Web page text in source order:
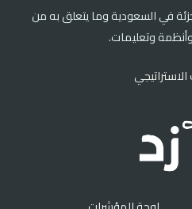
في السعودية وما يتعلق به من
وأنظمة وتعليمات.